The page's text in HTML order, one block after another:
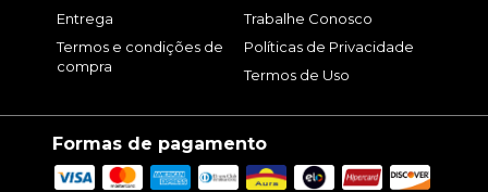
Entrega
Termos e condições de
compra
Trabalhe Conosco
Políticas de Privacidade
Termos de Uso
Formas de pagamento